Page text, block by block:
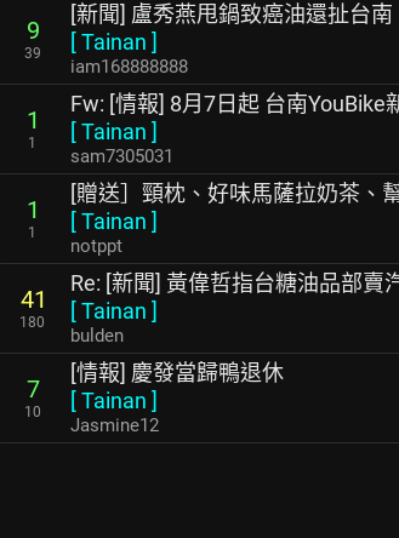
9
39
[新聞] 盧秀燕甩鍋致癌油還扯台
[Tainan ]
iam168888888
1
1
Fw: [情報] 8月7日起 台南YouBike
[Tainan ]
sam7305031
1
1
[贈送］頸枕、好味馬薩拉奶茶、
[Tainan ]
notppt
41
180
Re: [新聞] 黃偉哲指台糖油品部賣
[Tainan ]
bulden
7
10
[情報] 慶發當歸鴨退休
[Tainan ]
Jasmine12